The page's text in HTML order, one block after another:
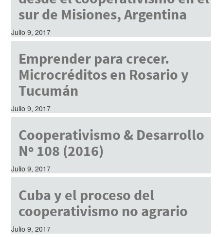
sur de Misiones, Argentina
Julio 9, 2017
Emprender para crecer.
Microcréditos en Rosario y
Tucumán
Julio 9, 2017
Cooperativismo & Desarrollo
Nº 108 (2016)
Julio 9, 2017
Cuba y el proceso del
cooperativismo no agrario
Julio 9, 2017